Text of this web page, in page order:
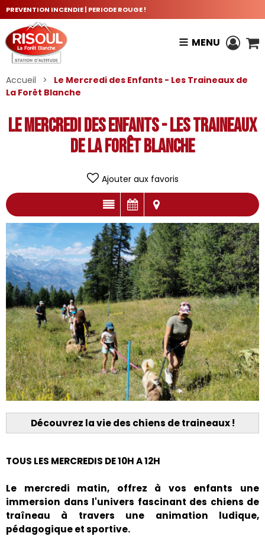
PREVENTION INCENDIE | PERIODE ROUGE !
MENU
Accueil >
Le Mercredi des Enfants - Les Traineaux de
La Forêt Blanche
Le Mercredi des Enfants - Les Traineaux
de La Forêt Blanche
Ajouter aux favoris
Découvrez la vie des chiens de traineaux !
TOUS LES MERCREDIS DE 10H A 12H
Le mercredi matin, offrez à vos enfants une
immersion dans l'univers fascinant des chiens de
traîneau à travers une animation ludique,
pédagogique et sportive.